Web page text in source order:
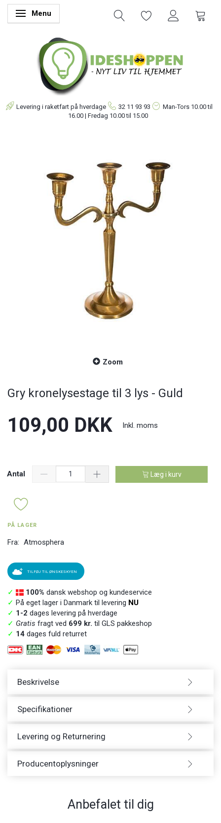
Skifte navigation
Menu
Levering i raketfart på hverdage 32 11 93 93 Man-Tors 10.00 til
16.00 | Fredag 10.00 til 15.00
Zoom
Gry kronelysestage til 3 lys - Guld
109,00 DKK Inkl. moms
Antal Læg i kurv
PÅ LAGER
Fra: Atmosphera
TILFØJ TIL ØNSKESKYEN
✓ 100% dansk webshop og kundeservice
✓ På eget lager i Danmark til levering NU
✓ 1-2 dages levering på hverdage
✓ Gratis fragt ved 699 kr. til GLS pakkeshop
✓ 14 dages fuld returret
Beskrivelse
Specifikationer
Levering og Returnering
Producentoplysninger
Anbefalet til dig